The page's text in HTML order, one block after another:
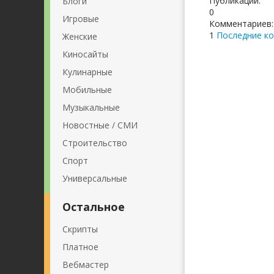
0
Комментариев:
1 Последние
Игровые
Женские
Киносайты
Кулинарные
Мобильные
Музыкальные
Новостные / СМИ
Строительство
Спорт
Универсальные
Остальное
Скрипты
Платное
Вебмастер